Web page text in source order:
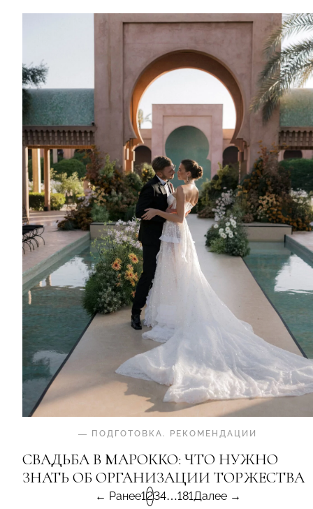
— ПОДГОТОВКА. РЕКОМЕНДАЦИИ
СВАДЬБА В МАРОККО: ЧТО НУЖНО
ЗНАТЬ ОБ ОРГАНИЗАЦИИ ТОРЖЕСТВА
← Ранее1234…181Далее →